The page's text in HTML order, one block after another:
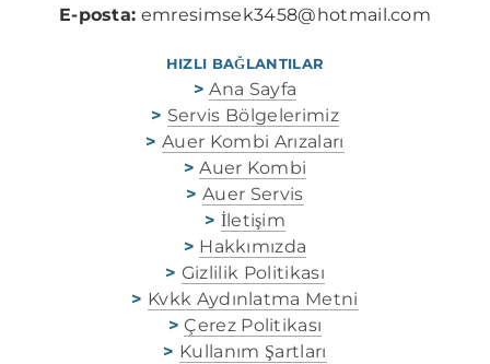
E-posta: emresimsek3458@hotmail.com
HIZLI BAĞLANTILAR
> Ana Sayfa
> Servis Bölgelerimiz
> Auer Kombi Arızaları
> Auer Kombi
> Auer Servis
> İletişim
> Hakkımızda
> Gizlilik Politikası
> Kvkk Aydınlatma Metni
> Çerez Politikası
> Kullanım Şartları